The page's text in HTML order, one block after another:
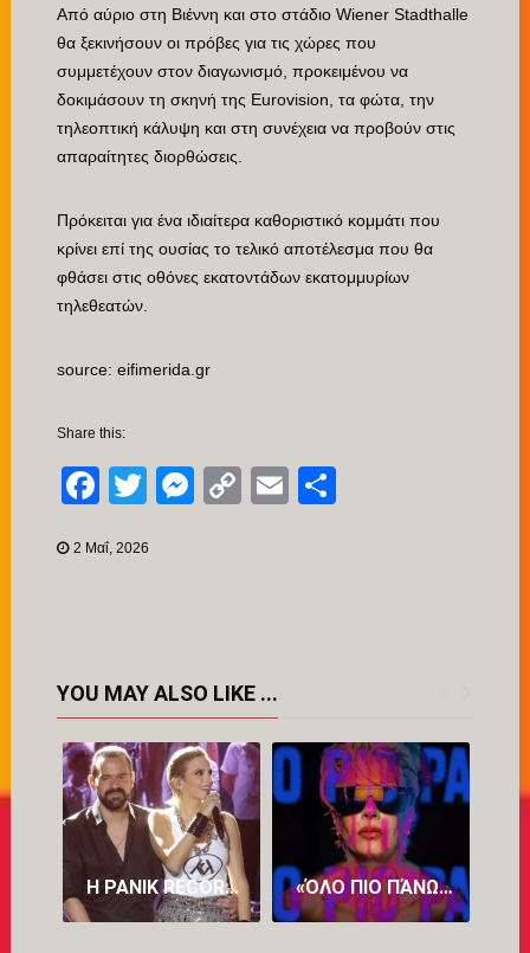
Από αύριο στη Βιέννη και στο στάδιο Wiener Stadthalle
θα ξεκινήσουν οι πρόβες για τις χώρες που
συμμετέχουν στον διαγωνισμό, προκειμένου να
δοκιμάσουν τη σκηνή της Eurovision, τα φώτα, την
τηλεοπτική κάλυψη και στη συνέχεια να προβούν στις
απαραίτητες διορθώσεις.
Πρόκειται για ένα ιδιαίτερα καθοριστικό κομμάτι που
κρίνει επί της ουσίας το τελικό αποτέλεσμα που θα
φθάσει στις οθόνες εκατοντάδων εκατομμυρίων
τηλεθεατών.
source: eifimerida.gr
Share this:
Facebook
TwitterMessenger
CopyEmail
2 Μαΐ, 2026
YOU MAY ALSO LIKE ...
Η PANIK RECORDS ΔΙΑΨΕΎΔΕΙ ΤΟ ROMEO ΓΙΑ ΤΗΝ ΚΑΤΕΡΊΝΑ ΛΙΌΛΙΟΥ: Η ΈΓΓΡΑΦΗ ΣΥΜΦΩΝΊΑ ΣΥΝΕΡΓΑΣΊΑΣ ΤΟΥΣ ΕΊΧΕ ΔΙΆΡΚΕΙΑ ΈΩΣ ΚΑΙ ΤΙΣ 25 ΙΟΥΛΊΟΥ 2026 «ΌΛΟ ΠΙΟ ΠΆΝΩ»: ΤΟ ΝΈΟ ΤΡΑΓΟΎΔΙ ΤΗΣ ΆΝΝΑΣ ΒΊΣΣΗ ΚΥΚΛΟΦΌΡΗΣΕ ΚΑΙ ΕΝΤΥΠΩΣΙΆΖΕΙ (VID)